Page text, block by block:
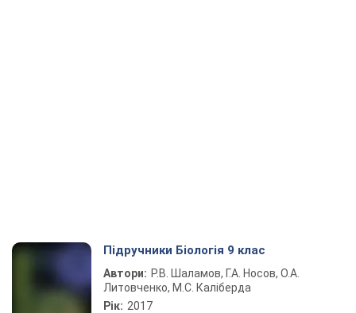
Підручники Біологія 9 клас
Автори: Р.В. Шаламов, Г.А. Носов, О.А.
Литовченко, М.С. Каліберда
Рік: 2017